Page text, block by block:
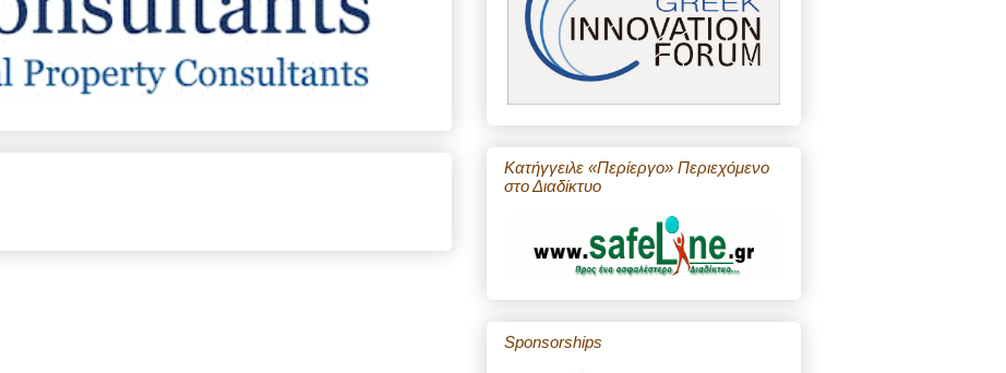
Κατήγγειλε «Περίεργο» Περιεχόμενο
στο Διαδίκτυο
Sponsorships